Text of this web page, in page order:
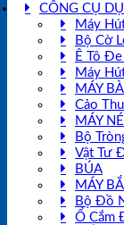
CÔNG CỤ
Máy
Bộ Cờ
Ê Tô
Máy
MÁY
Cảo
MÁY
Bộ
Vật Tư
BÚA
MÁY
Bộ Đồ
Ổ Cắm